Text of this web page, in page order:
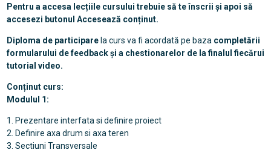
Pentru a accesa lecțiile cursului trebuie să te înscrii și apoi să
accesezi butonul Accesează conținut.
Diploma de participarela curs va fi acordată pe baza completării
formularului de feedback și a chestionarelor de la finalul fiecărui
tutorial video.
Conținut curs:
Modulul 1:
1. Prezentare interfata si definire proiect
2. Definire axa drum si axa teren
3. Sectiuni Transversale